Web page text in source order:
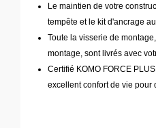
Le maintien de votre
tempête et le kit d'ancrage au
Toute la visserie de
montage, sont livrés avec
Certifié KOMO FORCE
excellent confort de vie pour